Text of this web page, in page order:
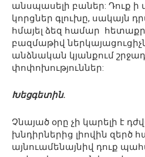
անսպասելի բաներ: Դուք ի
կորցներ գլուխը, սակայն
հմայել ձեզ համար
բազմաթիվ
անձնական կյանքում
փոփոխություններ:
Խեցգետին.
Չնայած օրը չի կարելի է
խնդիրներից լիովին զերծ
այնուամենայնիվ դուք